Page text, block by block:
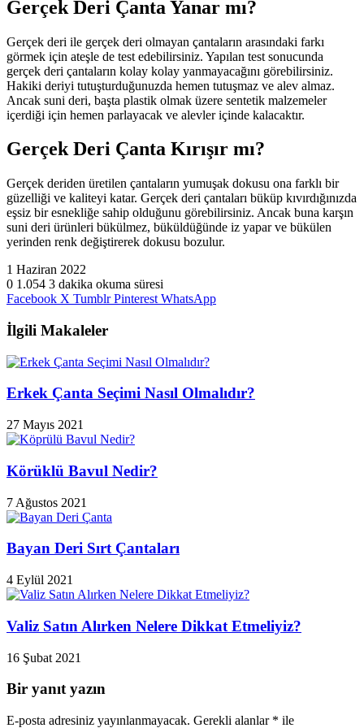
Gerçek Deri Çanta Yanar mı?
Gerçek deri ile gerçek deri olmayan çantaların arasındaki farkı
görmek için ateşle de test edebilirsiniz. Yapılan test sonucunda
gerçek deri çantaların kolay kolay yanmayacağını görebilirsiniz.
Hakiki deriyi tutuşturduğunuzda hemen tutuşmaz ve alev almaz.
Ancak suni deri, başta plastik olmak üzere sentetik malzemeler
içerdiği için hemen parlayacak ve alevler içinde kalacaktır.
Gerçek Deri Çanta Kırışır mı?
Gerçek deriden üretilen çantaların yumuşak dokusu ona farklı bir
güzelliği ve kaliteyi katar. Gerçek deri çantaları büküp kıvırdığınızda
eşsiz bir esnekliğe sahip olduğunu görebilirsiniz. Ancak buna karşın
suni deri ürünleri bükülmez, büküldüğünde iz yapar ve bükülen
yerinden renk değiştirerek dokusu bozulur.
1 Haziran 2022
0 1.054 3 dakika okuma süresi
Facebook X Tumblr Pinterest WhatsApp
İlgili Makaleler
Erkek Çanta Seçimi Nasıl Olmalıdır?
27 Mayıs 2021
Körüklü Bavul Nedir?
7 Ağustos 2021
Bayan Deri Sırt Çantaları
4 Eylül 2021
Valiz Satın Alırken Nelere Dikkat Etmeliyiz?
16 Şubat 2021
Bir yanıt yazın
E-posta adresiniz yayınlanmayacak. Gerekli alanlar * ile